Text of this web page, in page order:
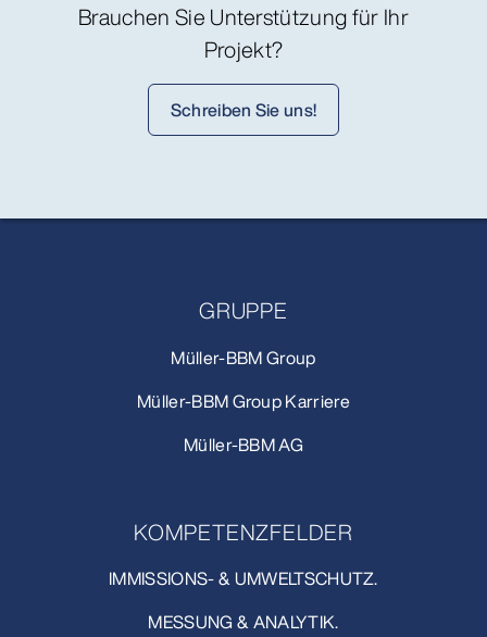
Brauchen Sie Unterstützung für Ihr
Projekt?
Schreiben Sie uns!
GRUPPE
Müller-BBM Group
Müller-BBM Group Karriere
Müller-BBM AG
KOMPETENZFELDER
IMMISSIONS- & UMWELTSCHUTZ.
MESSUNG & ANALYTIK.